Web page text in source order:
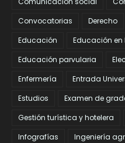
Convocatorias
Derecho
Educación
Educación en
Educación parvularia
Enfermería
Entrada
Estudios
Examen de
Gestión turística y hotelera
Infografías
Ingeniería